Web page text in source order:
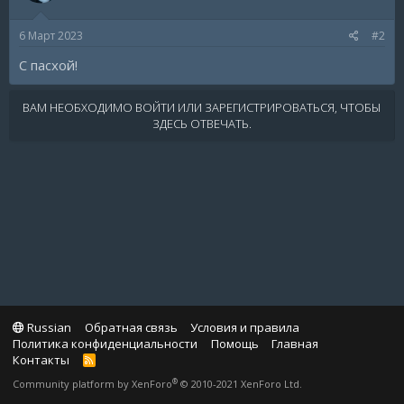
6 Март 2023 #2
С пасхой!
ВАМ НЕОБХОДИМО ВОЙТИ ИЛИ ЗАРЕГИСТРИРОВАТЬСЯ, ЧТОБЫ
ЗДЕСЬ ОТВЕЧАТЬ.
Russian Обратная связь
Условия и правила
Политика конфиденциальности
Помощь
Главная
Контакты
R
S
Community platform by XenForo® © 2010-2021 XenForo Ltd.